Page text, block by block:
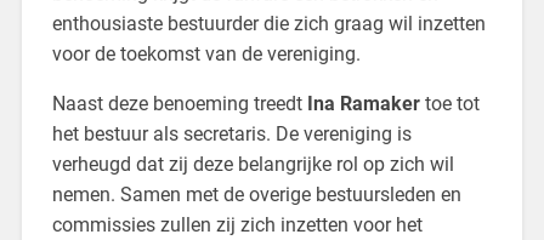
enthousiaste bestuurder die zich graag wil inzetten
voor de toekomst van de vereniging.
Naast deze benoeming treedt Ina Ramakertoe tot
het bestuur als secretaris. De vereniging is
verheugd dat zij deze belangrijke rol op zich wil
nemen. Samen met de overige bestuursleden en
commissies zullen zij zich inzetten voor het